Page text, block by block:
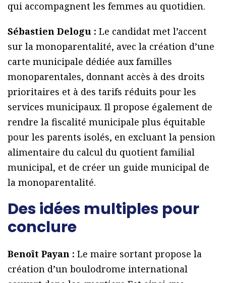
qui accompagnent les femmes au quotidien.
Sébastien Delogu : Le candidat met l’accent
sur la monoparentalité, avec la création d’une
carte municipale dédiée aux familles
monoparentales, donnant accès à des droits
prioritaires et à des tarifs réduits pour les
services municipaux. Il propose également de
rendre la fiscalité municipale plus équitable
pour les parents isolés, en excluant la pension
alimentaire du calcul du quotient familial
municipal, et de créer un guide municipal de
la monoparentalité.
Des idées multiples pour
conclure
Benoît Payan : Le maire sortant propose la
création d’un boulodrome international